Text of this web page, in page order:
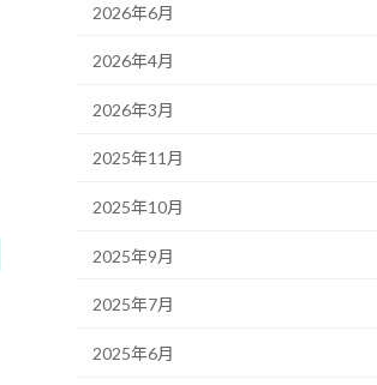
2026年6月
2026年4月
2026年3月
2025年11月
2025年10月
2025年9月
2025年7月
2025年6月